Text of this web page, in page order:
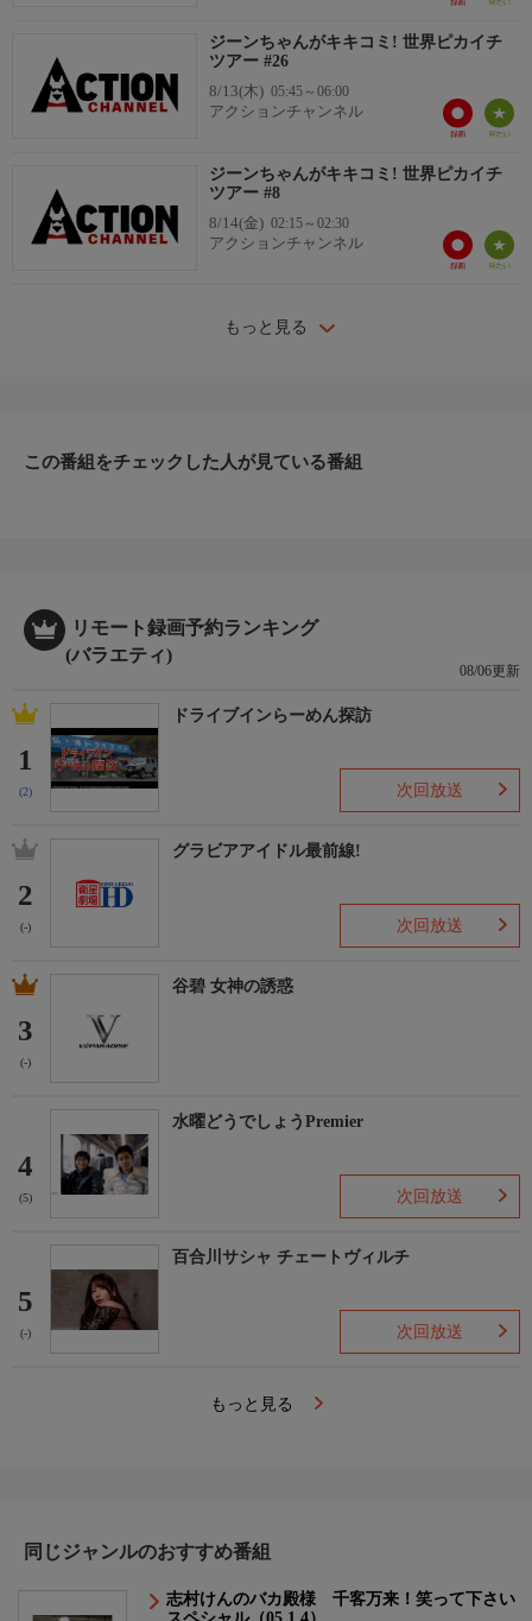
ジーンちゃんがキキコミ! 世界ピカイチ
ツアー #26
8/13(木) 05:45～06:00
アクションチャンネル
ジーンちゃんがキキコミ! 世界ピカイチ
ツアー #8
8/14(金) 02:15～02:30
アクションチャンネル
もっと見る
この番組をチェックした人が見ている番組
リモート録画予約ランキング
(バラエティ)
08/06更新
1
(2)
ドライブインらーめん探訪
次回放送
2
(-)
グラビアアイドル最前線!
次回放送
3
(-)
谷碧 女神の誘惑
4
(5)
水曜どうでしょうPremier
次回放送
5
(-)
百合川サシャ チェートヴィルチ
次回放送
もっと見る
同じジャンルのおすすめ番組
志村けんのバカ殿様 千客万来！笑って下さい